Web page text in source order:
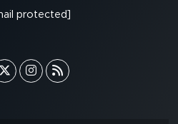
protected]